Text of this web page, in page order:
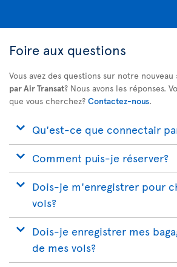
Foire aux questions
Vous avez des questions sur notre nouveau
par Air Transat? Nous avons les réponses.
que vous cherchez? Contactez-nous.
Qu'est-ce que connectair
Comment puis-je réserver?
Dois-je m'enregistrer pour
vols?
Dois-je enregistrer mes
de mes vols?